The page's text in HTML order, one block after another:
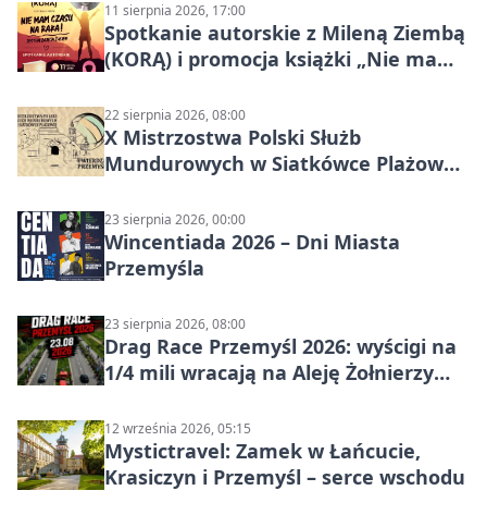
11 sierpnia 2026, 17:00
Spotkanie autorskie z Mileną Ziembą
(KORĄ) i promocja książki „Nie mam
22 sierpnia 2026, 08:00
X Mistrzostwa Polski Służb
Mundurowych w Siatkówce Plażowej
23 sierpnia 2026, 00:00
Wincentiada 2026 – Dni Miasta
Przemyśla
23 sierpnia 2026, 08:00
Drag Race Przemyśl 2026: wyścigi na
1/4 mili wracają na Aleję Żołnierzy
12 września 2026, 05:15
Mystictravel: Zamek w Łańcucie,
Krasiczyn i Przemyśl – serce wschodu